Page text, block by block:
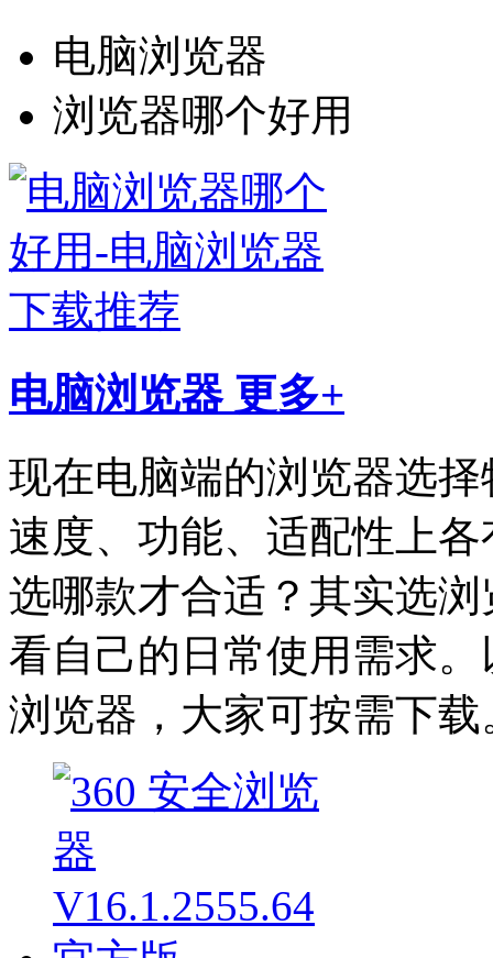
电脑浏览器
浏览器哪个好用
电脑浏览器 更多+
现在电脑端的浏览器选
速度、功能、适配性上
选哪款才合适？其实选
看自己的日常使用需求
浏览器，大家可按需下载